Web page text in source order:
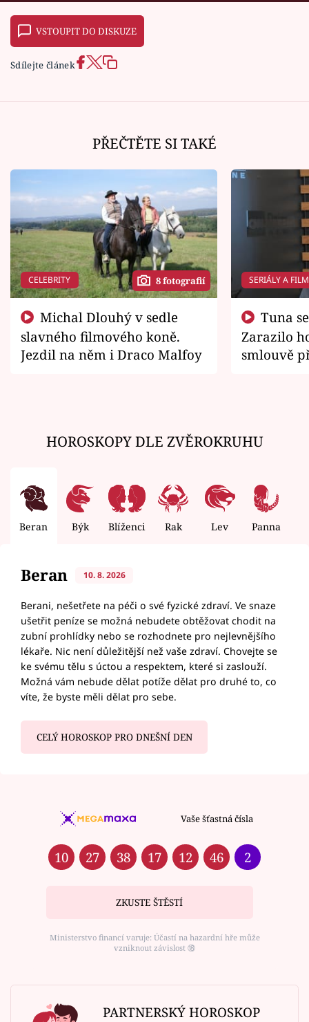
VSTOUPIT DO DISKUZE
Sdílejte článek
PŘEČTĚTE SI TAKÉ
CELEBRITY 8 fotografií
slavného filmového koně.
Jezdil na něm i Draco Malfoy
SERIÁLY A
Zarazilo
smlouvě
HOROSKOPY DLE ZVĚROKRUHU
Beran Býk Blíženci Rak Lev Panna
Beran 10. 8. 2026
Berani, nešetřete na péči o své fyzické zdraví. Ve snaze
ušetřit peníze se možná nebudete obtěžovat chodit na
zubní prohlídky nebo se rozhodnete pro nejlevnějšího
lékaře. Nic není důležitější než vaše zdraví. Chovejte se
ke svému tělu s úctou a respektem, které si zaslouží.
Možná vám nebude dělat potíže dělat pro druhé to, co
víte, že byste měli dělat pro sebe.
CELÝ HOROSKOP PRO DNEŠNÍ DEN
Vaše šťastná čísla
10 27 38 17 12 46 2
ZKUSTE ŠTĚSTÍ
Ministerstvo financí varuje: Účastí na hazardní hře může
vzniknout závislost ⑱
PARTNERSKÝ HOROSKOP